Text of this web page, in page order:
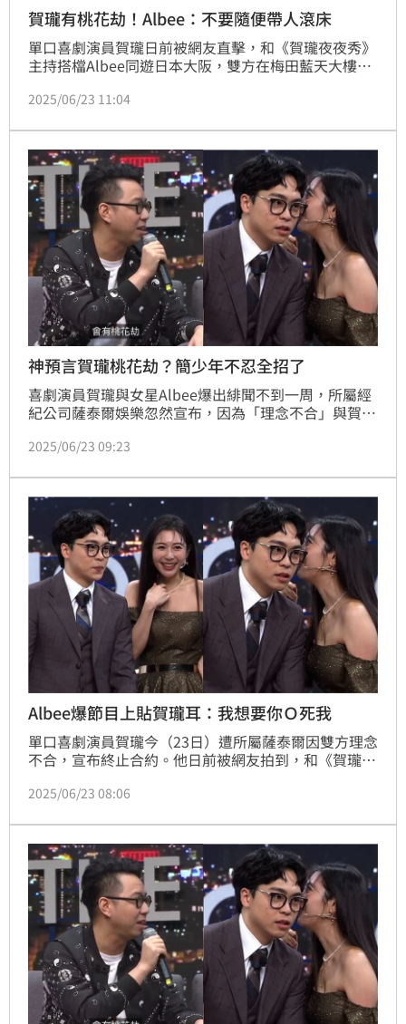
賀瓏有桃花劫！Albee：不要隨便帶人滾床
單口喜劇演員賀瓏日前被網友直擊，和《賀瓏夜夜秀》
主持搭檔Albee同遊日本大阪，雙方在梅田藍天大樓觀
（23日）遭所屬薩泰爾因雙方理念不合，宣布終止合
少年，結果都算出賀瓏有「桃花劫」，讓Albee當場驚
呼：「不要隨便帶人滾床單。」
2025/06/23 11:04
神預言賀瓏桃花劫？簡少年不忍全招了
喜劇演員賀瓏與女星Albee爆出緋聞不到一周，所屬經
紀公司薩泰爾娛樂忽然宣布，因為「理念不合」與賀瓏
理師算出有「桃花劫」尤其簡少年提醒「容易跟工作上
有算出這件事。
2025/06/23 09:23
Albee爆節目上貼賀瓏耳：我想要你Ｏ死我
單口喜劇演員賀瓏今（23日）遭所屬薩泰爾因雙方理念
不合，宣布終止合約。他日前被網友拍到，和《賀瓏夜
大樓觀景台玩自拍，爆出2人正在交往緋聞。賀瓏與
上，在賀瓏耳旁悄悄說Dirty talk（開黃腔），如今有
媒體報導Albee當時說：「我想要你X死我」。
2025/06/23 08:06